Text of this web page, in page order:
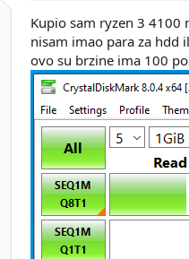
Kupio sam ryzen 3 4100
nisam imao para za hdd
ovo su brzine ima 100